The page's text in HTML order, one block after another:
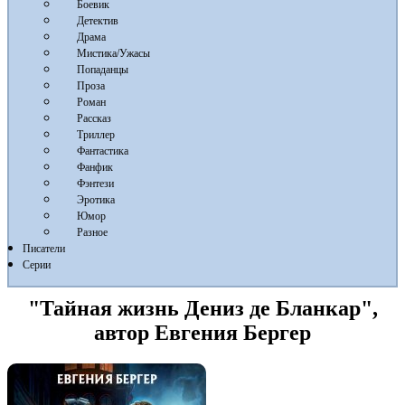
Боевик
Детектив
Драма
Мистика/Ужасы
Попаданцы
Проза
Роман
Рассказ
Триллер
Фантастика
Фанфик
Фэнтези
Эротика
Юмор
Разное
Писатели
Серии
"Тайная жизнь Дениз де Бланкар",
автор Евгения Бергер